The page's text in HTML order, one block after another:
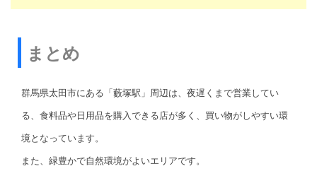
まとめ
群馬県太田市にある「藪塚駅」周辺は、夜遅くまで営業してい
る、食料品や日用品を購入できる店が多く、買い物がしやすい環
境となっています。
また、緑豊かで自然環境がよいエリアです。